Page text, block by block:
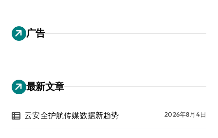
广告
最新文章
云安全护航传媒数据新趋势 2026年8月4日